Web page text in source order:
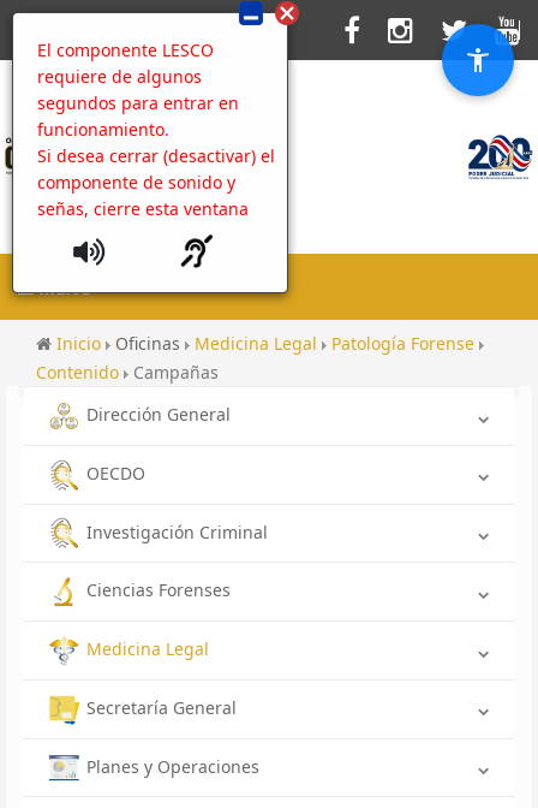
El componente LESCO
requiere de algunos
segundos para entrar en
funcionamiento.
Si desea cerrar (desactivar) el
componente de sonido y
señas, cierre esta ventana
MENU
Inicio Oficinas Medicina Legal
Patología Forense
Contenido
Campañas
Dirección General
OECDO
Investigación Criminal
Ciencias Forenses
Medicina Legal
Secretaría General
Planes y Operaciones